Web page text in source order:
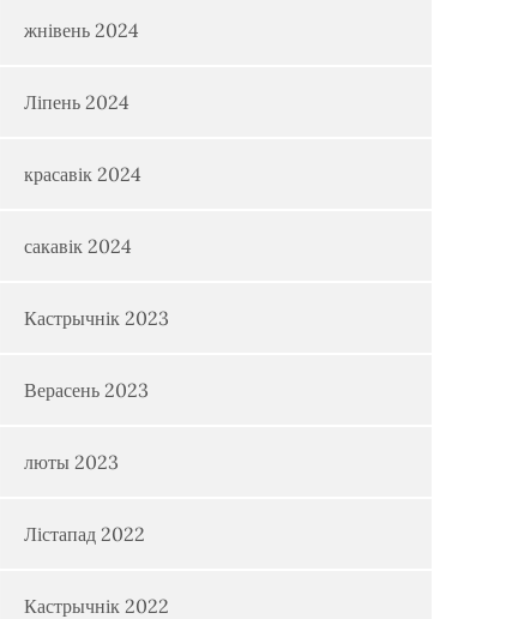
жнівень 2024
Ліпень 2024
красавік 2024
сакавік 2024
Кастрычнік 2023
Верасень 2023
люты 2023
Лістапад 2022
Кастрычнік 2022